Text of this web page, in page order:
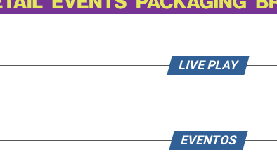
LIVE PLAY
EVENTOS